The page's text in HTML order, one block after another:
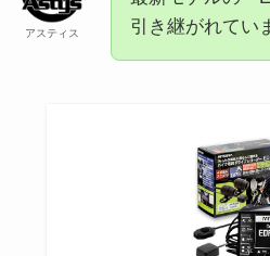
アスティス
引き継がれてい